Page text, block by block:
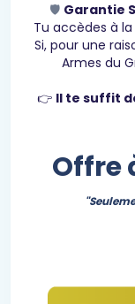
🛡️ Garantie
Tu accèdes à
Si, pour une
Armes du
👉 Il te suffit
Offre